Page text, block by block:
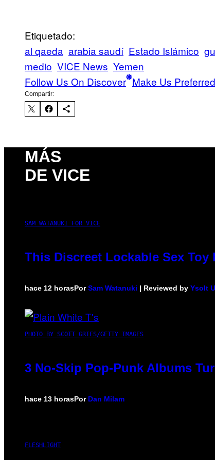
Etiquetado:
al qaeda arabia saudí Estado Islámico
medio VICE News Yemen
Follow Us On Discover Make Us
Compartir:
MÁS
DE VICE
SAM WATANUKI FOR VICE
This Discreet Lockable Sex
hace 12 horasPorSam Watanuki | Reviewed by Ysolt
PHOTO BY SCOTT GRIES/GETTY IMAGES
3 No-Skip Pop-Punk Albums
hace 13 horasPor Dan Milam
FLESHLIGHT